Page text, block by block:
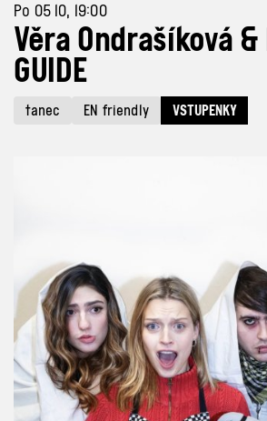
Po 05 10, 19:00
Věra Ondrašíková
GUIDE
tanec EN friendly VSTUPENKY